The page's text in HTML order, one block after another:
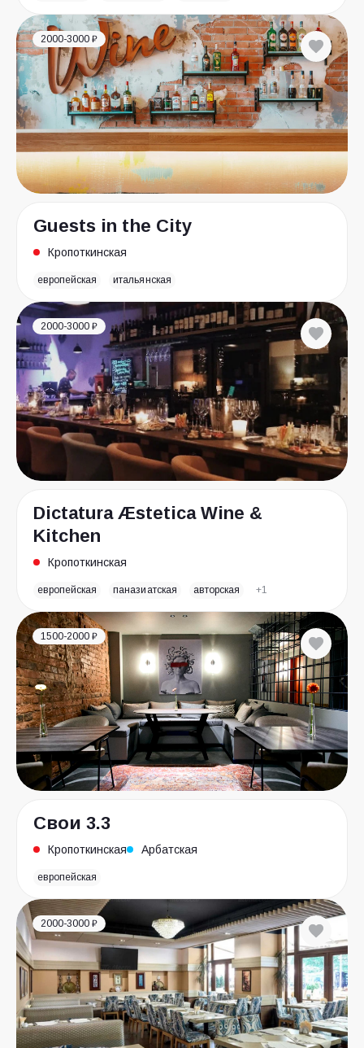
2000-3000 ₽
Guests in the City
Кропоткинская
европейская итальянская
2000-3000 ₽
Dictatura Æstetica Wine &
Kitchen
Кропоткинская
европейская паназиатская авторская +1
1500-2000 ₽
Свои 3.3
Кропоткинская Арбатская
европейская
2000-3000 ₽